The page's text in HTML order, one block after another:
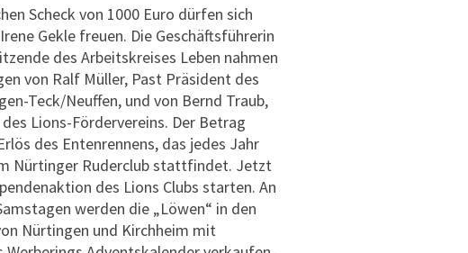
Scheck von 1000 Euro dürfen sich
Gekle freuen. Die Geschäftsführerin
des Arbeitskreises Leben nahmen
von Ralf Müller, Past Präsident des
Teck/Neuffen, und von Bernd Traub,
Lions-Fördervereins. Der Betrag
des Entenrennens, das jedes Jahr
Nürtinger Ruderclub stattfindet. Jetzt
des Lions Clubs starten. An
werden die „Löwen“ in den
Nürtingen und Kirchheim mit